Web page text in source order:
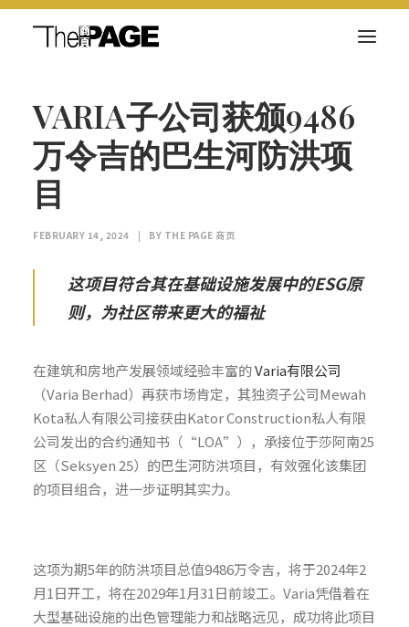
关于我们
新闻内容
商页菁英
VARIA子公司获颁9486
万令吉的巴生河防洪项
目
FEBRUARY 14, 2024 | BY THE PAGE 商页
这项目符合其在基础设施发展中的ESG原
则，为社区带来更大的福祉
在建筑和房地产发展领域经验丰富的Varia有限公司
（Varia Berhad）再获市场肯定，其独资子公司Mewah
Kota私人有限公司接获由Kator Construction私人有限
公司发出的合约通知书（“LOA”），承接位于莎阿南25
区（Seksyen 25）的巴生河防洪项目，有效强化该集团
的项目组合，进一步证明其实力。
这项为期5年的防洪项目总值9486万令吉，将于2024年2
月1日开工，将在2029年1月31日前竣工。Varia凭借着在
大型基础设施的出色管理能力和战略远见，成功将此项目